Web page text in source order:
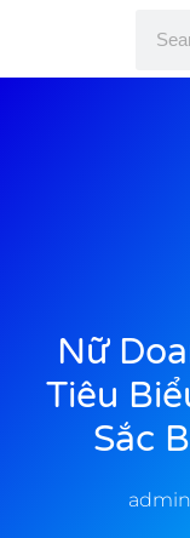
Nữ
Tiêu
Sắc
admin